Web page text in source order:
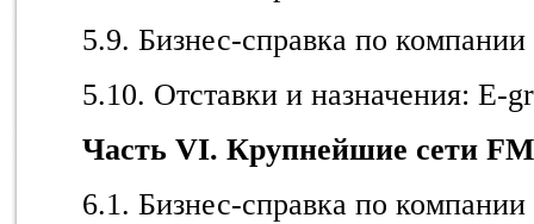
5.9. Бизнес-справка по
5.10. Отставки и назначения: E-
Часть VI. Крупнейшие сети
6.1. Бизнес-справка по